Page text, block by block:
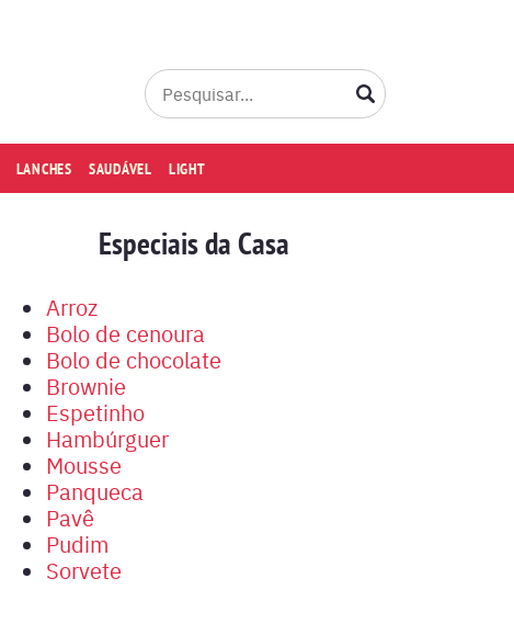
LANCHES SAUDÁVEL LIGHT
Especiais da Casa
Arroz
Bolo de cenoura
Bolo de chocolate
Brownie
Espetinho
Hambúrguer
Mousse
Panqueca
Pavê
Pudim
Sorvete